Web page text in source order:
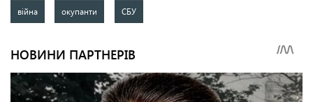
війна окупанти СБУ